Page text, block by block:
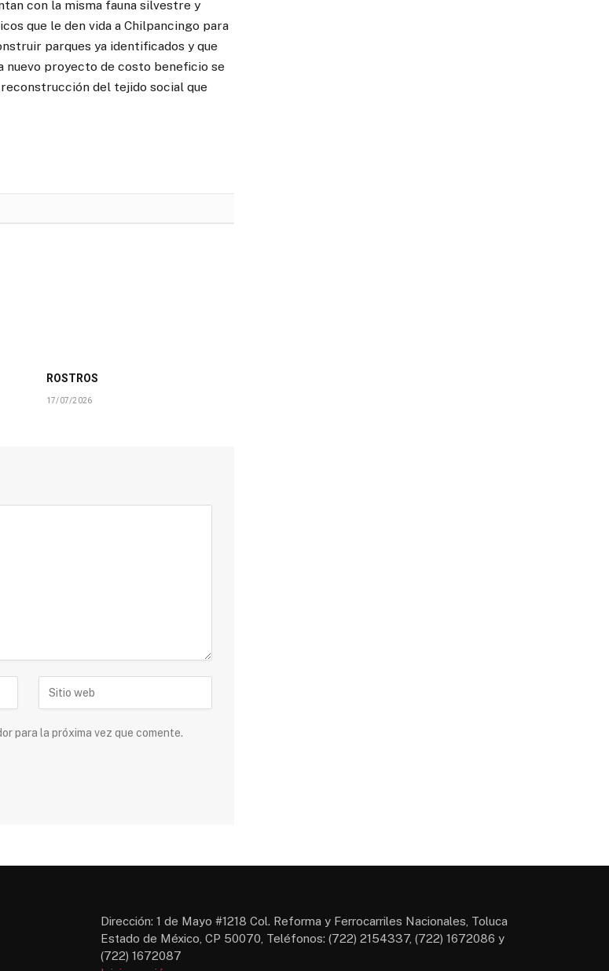
con la misma fauna silvestre y
que le den vida a Chilpancingo para
parques ya identificados y que
nuevo proyecto de costo beneficio se
del tejido social que
ROSTROS
17/07/2026
para la próxima vez que comente.
Dirección: 1 de Mayo #1218 Col. Reforma y Ferrocarriles Nacionales, Toluca
Estado de México, CP 50070, Teléfonos: (722) 2154337, (722) 1672086 y
(722) 1672087